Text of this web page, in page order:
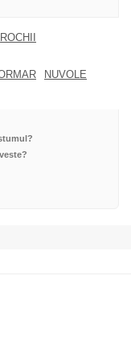
ROCHII
NUVOLE